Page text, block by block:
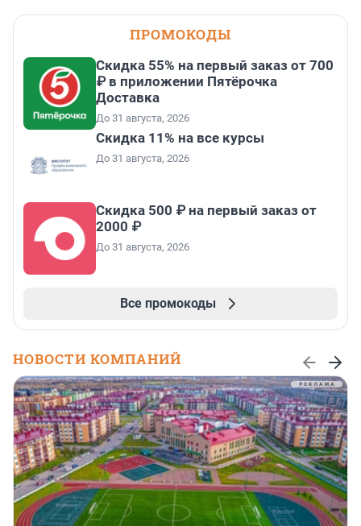
ПРОМОКОДЫ
Скидка 55% на первый заказ от 700
₽ в приложении Пятёрочка
Доставка
До 31 августа, 2026
Скидка 11% на все курсы
До 31 августа, 2026
Скидка 500 ₽ на первый заказ от
2000 ₽
До 31 августа, 2026
Все промокоды
НОВОСТИ КОМПАНИЙ